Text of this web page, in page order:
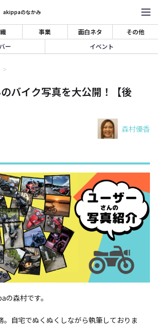
akippaのなかみ
事業 面白ネタ
その他
ー
イベント
バイク写真を大公開！【後
森村優香
森村です。
。自宅でぬくぬくしながら執筆しておりま